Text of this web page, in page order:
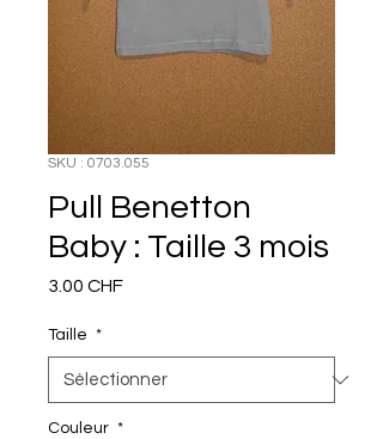
SKU : 0703.055
Pull Benetton
Baby : Taille 3 mois
3.00 CHFPrix
Taille *
Couleur *